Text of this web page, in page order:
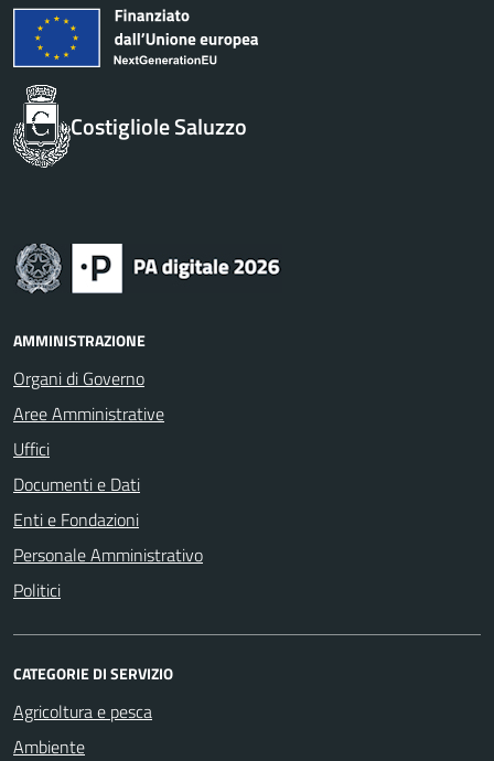
Costigliole Saluzzo
AMMINISTRAZIONE
Organi di Governo
Aree Amministrative
Uffici
Documenti e Dati
Enti e Fondazioni
Personale Amministrativo
Politici
CATEGORIE DI SERVIZIO
Agricoltura e pesca
Ambiente